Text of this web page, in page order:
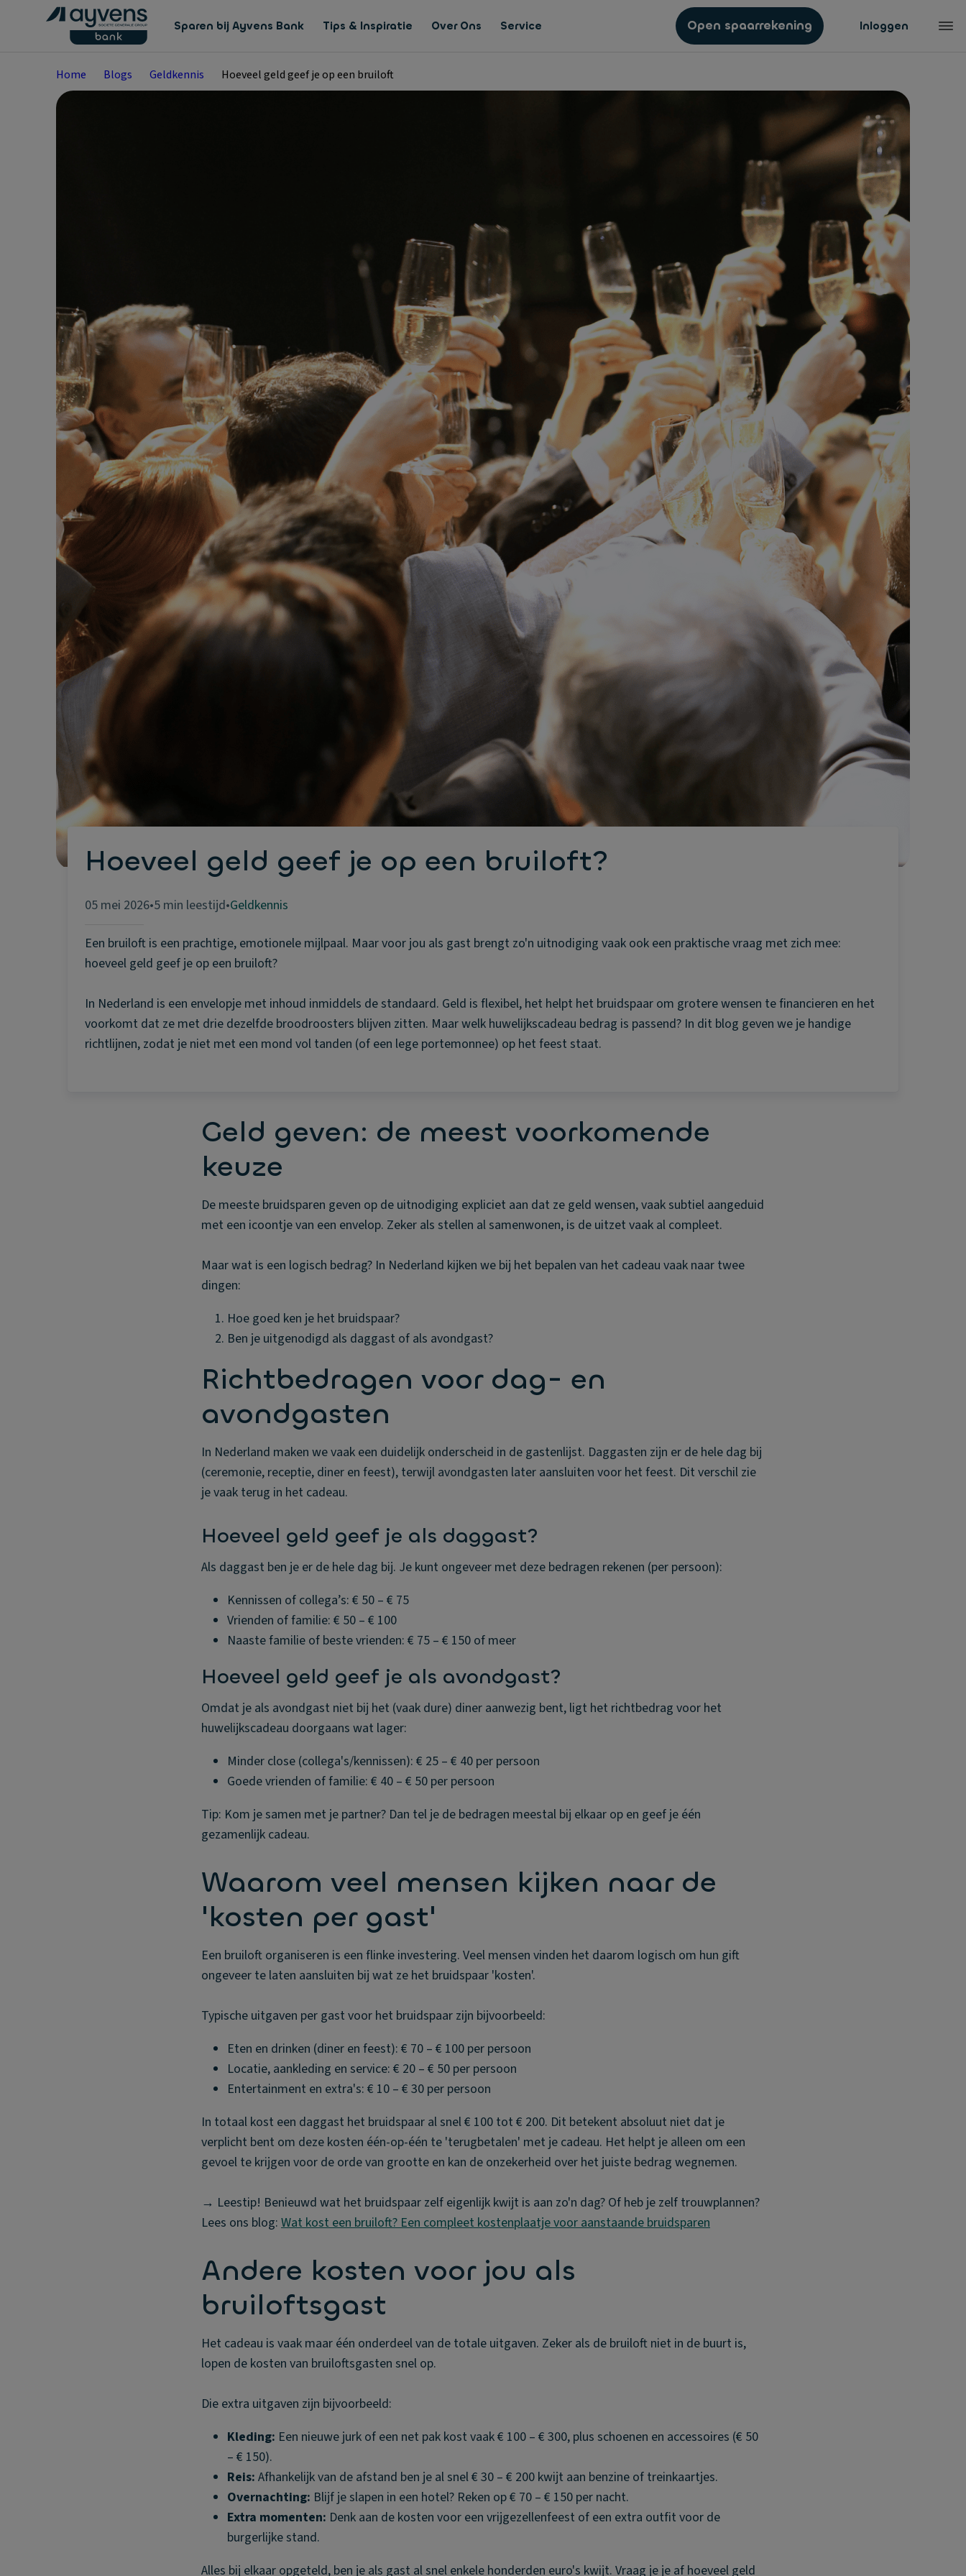
Sparen bij Ayvens Bank Tips & Inspiratie Over Ons Service Open spaarrekening Inloggen
Home Blogs Geldkennis Hoeveel geld geef je op een bruiloft
Hoeveel geld geef je op een bruiloft?
05 mei 2026•5 min leestijd•Geldkennis
Een bruiloft is een prachtige, emotionele mijlpaal. Maar voor jou als gast brengt zo'n uitnodiging vaak ook een praktische vraag met zich mee:
hoeveel geld geef je op een bruiloft?
In Nederland is een envelopje met inhoud inmiddels de standaard. Geld is flexibel, het helpt het bruidspaar om grotere wensen te financieren en het
voorkomt dat ze met drie dezelfde broodroosters blijven zitten. Maar welk huwelijkscadeau bedrag is passend? In dit blog geven we je handige
richtlijnen, zodat je niet met een mond vol tanden (of een lege portemonnee) op het feest staat.
Geld geven: de meest voorkomende
keuze
De meeste bruidsparen geven op de uitnodiging expliciet aan dat ze geld wensen, vaak subtiel aangeduid
met een icoontje van een envelop. Zeker als stellen al samenwonen, is de uitzet vaak al compleet.
Maar wat is een logisch bedrag? In Nederland kijken we bij het bepalen van het cadeau vaak naar twee
dingen:
Hoe goed ken je het bruidspaar?
Ben je uitgenodigd als daggast of als avondgast?
Richtbedragen voor dag- en
avondgasten
In Nederland maken we vaak een duidelijk onderscheid in de gastenlijst. Daggasten zijn er de hele dag bij
(ceremonie, receptie, diner en feest), terwijl avondgasten later aansluiten voor het feest. Dit verschil zie
je vaak terug in het cadeau.
Hoeveel geld geef je als daggast?
Als daggast ben je er de hele dag bij. Je kunt ongeveer met deze bedragen rekenen (per persoon):
Kennissen of collega’s: € 50 – € 75
Vrienden of familie: € 50 – € 100
Naaste familie of beste vrienden: € 75 – € 150 of meer
Hoeveel geld geef je als avondgast?
Omdat je als avondgast niet bij het (vaak dure) diner aanwezig bent, ligt het richtbedrag voor het
huwelijkscadeau doorgaans wat lager:
Minder close (collega's/kennissen): € 25 – € 40 per persoon
Goede vrienden of familie: € 40 – € 50 per persoon
Tip: Kom je samen met je partner? Dan tel je de bedragen meestal bij elkaar op en geef je één
gezamenlijk cadeau.
Waarom veel mensen kijken naar de
'kosten per gast'
Een bruiloft organiseren is een flinke investering. Veel mensen vinden het daarom logisch om hun gift
ongeveer te laten aansluiten bij wat ze het bruidspaar 'kosten'.
Typische uitgaven per gast voor het bruidspaar zijn bijvoorbeeld:
Eten en drinken (diner en feest): € 70 – € 100 per persoon
Locatie, aankleding en service: € 20 – € 50 per persoon
Entertainment en extra's: € 10 – € 30 per persoon
In totaal kost een daggast het bruidspaar al snel € 100 tot € 200. Dit betekent absoluut niet dat je
verplicht bent om deze kosten één-op-één te 'terugbetalen' met je cadeau. Het helpt je alleen om een
gevoel te krijgen voor de orde van grootte en kan de onzekerheid over het juiste bedrag wegnemen.
→ Leestip! Benieuwd wat het bruidspaar zelf eigenlijk kwijt is aan zo'n dag? Of heb je zelf trouwplannen?
Lees ons blog: Wat kost een bruiloft? Een compleet kostenplaatje voor aanstaande bruidsparen
Andere kosten voor jou als
bruiloftsgast
Het cadeau is vaak maar één onderdeel van de totale uitgaven. Zeker als de bruiloft niet in de buurt is,
lopen de kosten van bruiloftsgasten snel op.
Die extra uitgaven zijn bijvoorbeeld:
Kleding: Een nieuwe jurk of een net pak kost vaak € 100 – € 300, plus schoenen en accessoires (€ 50
– € 150).
Reis: Afhankelijk van de afstand ben je al snel € 30 – € 200 kwijt aan benzine of treinkaartjes.
Overnachting: Blijf je slapen in een hotel? Reken op € 70 – € 150 per nacht.
Extra momenten: Denk aan de kosten voor een vrijgezellenfeest of een extra outfit voor de
burgerlijke stand.
Alles bij elkaar opgeteld, ben je als gast al snel enkele honderden euro's kwijt. Vraag je je af hoeveel geld